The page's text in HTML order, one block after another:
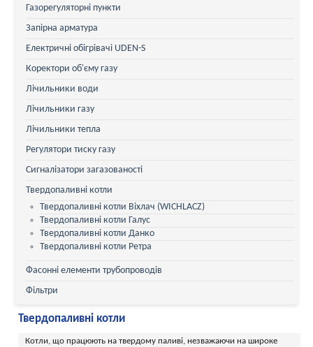
Газорегуляторні пункти
Запірна арматура
Електричні обігрівачі UDEN-S
Коректори об'єму газу
Лічильники води
Лічильники газу
Лічильники тепла
Регулятори тиску газу
Сигналізатори загазованості
Твердопаливні котли
Твердопаливні котли Віхлач (WICHLACZ)
Твердопаливні котли Галус
Твердопаливні котли Данко
Твердопаливні котли Ретра
Фасонні елементи трубопроводів
Фільтри
Твердопаливні котли
Котли, що працюють на твердому паливі, незважаючи на широке